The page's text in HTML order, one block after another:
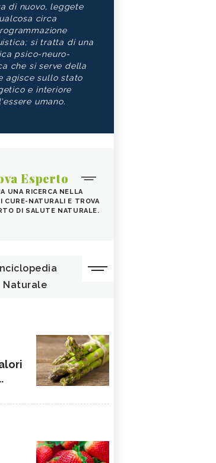
di nuovo, leggete
circa
si tratta di una
psico-neuro-
che si serve della
agisce sullo stato
e interiore
umano.
Esperto
UNA RICERCA NELLA
CURE-NATURALI E TROVA
DI SALUTE NATURALE.
Naturale